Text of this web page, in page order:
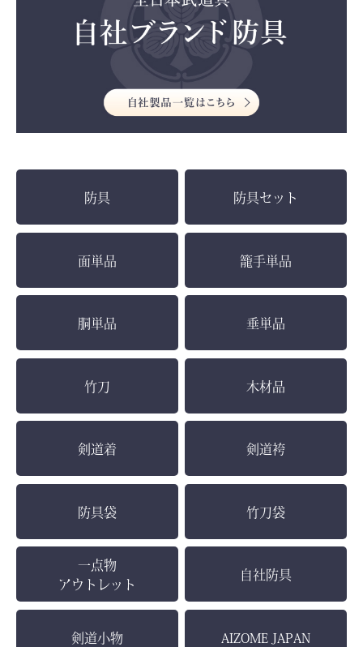
防具 防具セット
面単品 籠手単品
胴単品 垂単品
竹刀 木材品
剣道着 剣道袴
防具袋 竹刀袋
一点物
アウトレット
自社防具
剣道小物 AIZOME JAPAN